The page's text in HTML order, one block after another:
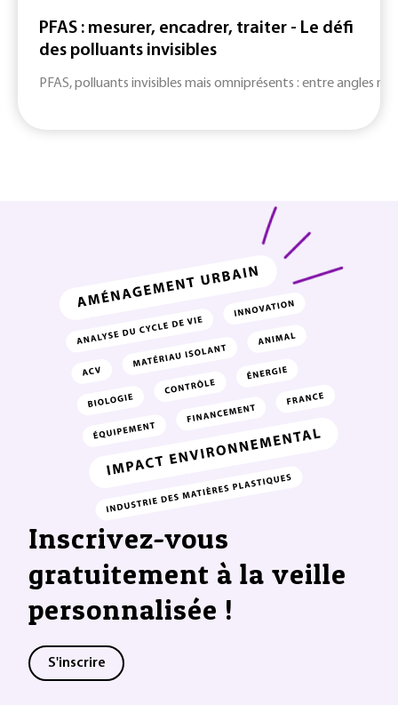
PFAS : mesurer, encadrer, traiter - Le défi
des polluants invisibles
PFAS, polluants invisibles mais omniprésents : entre angles
Inscrivez-vous
gratuitement à la veille
personnalisée !
S'inscrire